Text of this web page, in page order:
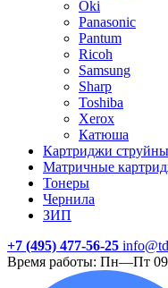
Oki
Panasonic
Pantum
Ricoh
Samsung
Sharp
Toshiba
Xerox
Катюша
Картриджи
Матричные
Тонеры
Чернила
ЗИП
+7 (495) 477-56-25
Время работы: Пн—Пт